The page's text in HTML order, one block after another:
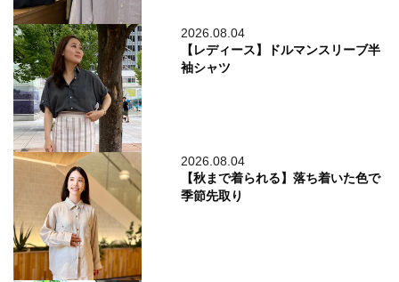
2026.08.04
【レディース】ドルマンスリーブ半
袖シャツ
2026.08.04
【秋まで着られる】落ち着いた色で
季節先取り